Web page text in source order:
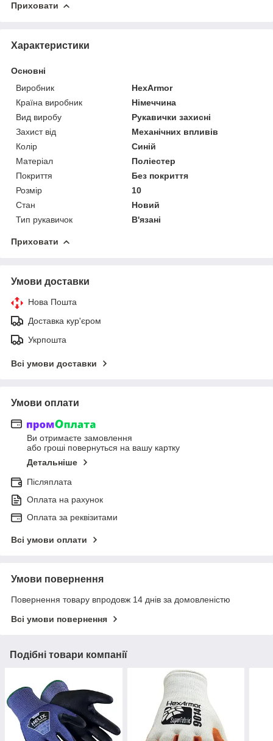
Приховати
Характеристики
Основні
Виробник
HexArmor
Країна виробник
Німеччина
Вид виробу
Рукавички захисні
Захист від
Механічних впливів
Колір
Синій
Матеріал
Поліестер
Покриття
Без покриття
Розмір
10
Стан
Новий
Тип рукавичок
В'язані
Приховати
Умови доставки
Нова Пошта
Доставка кур'єром
Укрпошта
Всі умови доставки
Умови оплати
Ви отримаєте замовлення
або гроші повернуться на вашу картку
Детальніше
Післяплата
Оплата на рахунок
Оплата за реквізитами
Всі умови оплати
Умови повернення
Повернення товару впродовж 14 днів за домовленістю
Всі умови повернення
Подібні товари компанії